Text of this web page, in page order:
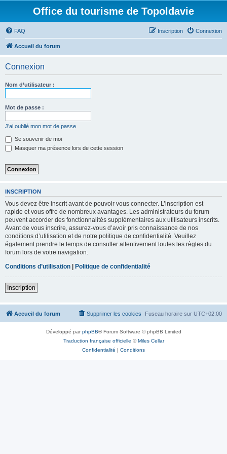
Office du tourisme de Topoldavie
FAQ Connexion
Inscription
Accueil du forum
Connexion
Nom d’utilisateur :
Mot de passe :
J’ai oublié mon mot de passe
Se souvenir de moi
Masquer ma présence lors de cette session
INSCRIPTION
Vous devez être inscrit avant de pouvoir vous connecter. L’inscription est
rapide et vous offre de nombreux avantages. Les administrateurs du forum
peuvent accorder des fonctionnalités supplémentaires aux utilisateurs inscrits.
Avant de vous inscrire, assurez-vous d’avoir pris connaissance de nos
conditions d’utilisation et de notre politique de confidentialité. Veuillez
également prendre le temps de consulter attentivement toutes les règles du
forum lors de votre navigation.
Conditions d’utilisation | Politique de confidentialité
Inscription
Accueil du forum Fuseau horaire sur UTC+02:00
Supprimer les cookies
Développé parphpBB® Forum Software © phpBB Limited
Traduction française officielle ©Miles Cellar
Confidentialité | Conditions